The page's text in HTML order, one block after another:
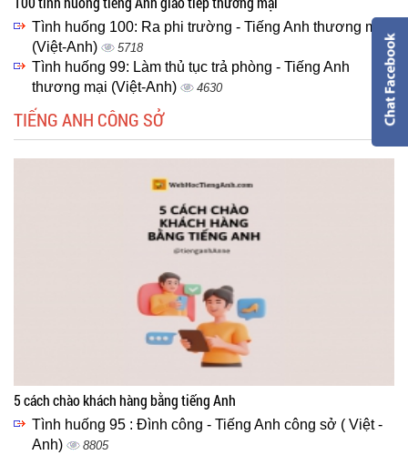
Tình huống 100: Ra phi trường - Tiếng Anh thương mại
(Việt-Anh)
5718
Tình huống 99: Làm thủ tục trả phòng - Tiếng Anh
thương mại (Việt-Anh)
4630
TIẾNG ANH CÔNG SỞ
5 cách chào khách hàng bằng tiếng Anh
Tình huống 95 : Đình công - Tiếng Anh công sở ( Việt -
Anh)
8805